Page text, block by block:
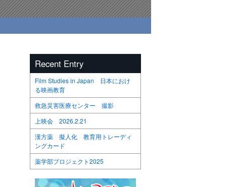
Recent Entry
Film Studies in Japan 日本におけ
る映画教育
救急災害医療センター 撮影
上映会 2026.2.21
漢方薬 擬人化 教育用トレーディ
ングカード
薬学部プロジェクト2025